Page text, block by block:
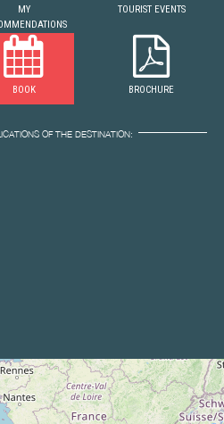
MY
TOURIST EVENTS
BOOK BROCHURE
OF THE DESTINATION: